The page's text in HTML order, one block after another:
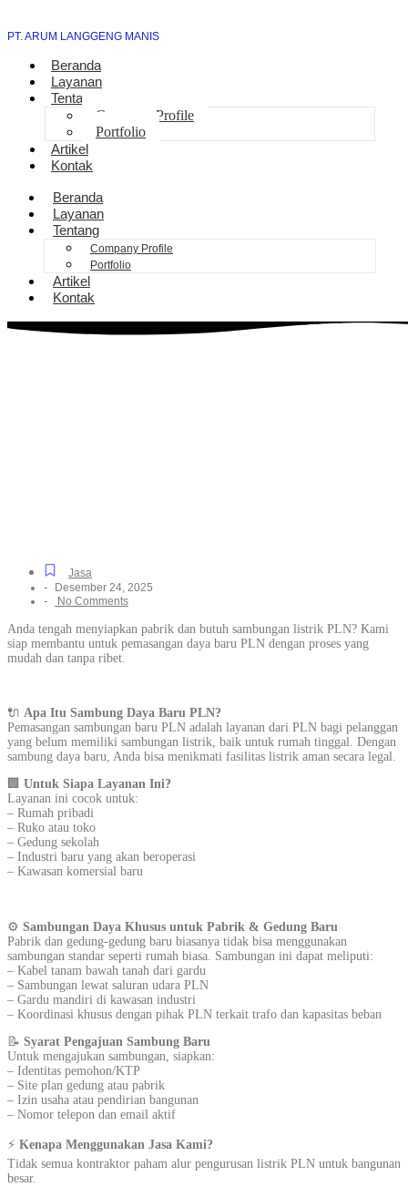
PT. ARUM LANGGENG MANIS
Beranda
Layanan
Tentang
Company Profile
Portfolio
Artikel
Kontak
Beranda
Layanan
Tentang
Company Profile
Portfolio
Artikel
Kontak
Jasa
- Desember 24, 2025
- No Comments
Anda tengah menyiapkan pabrik dan butuh sambungan listrik PLN? Kami
siap membantu untuk pemasangan daya baru PLN dengan proses yang
mudah dan tanpa ribet.
🔌 Apa Itu Sambung Daya Baru PLN?
Pemasangan sambungan baru PLN adalah layanan dari PLN bagi pelanggan
yang belum memiliki sambungan listrik, baik untuk rumah tinggal. Dengan
sambung daya baru, Anda bisa menikmati fasilitas listrik aman secara legal.
🏢 Untuk Siapa Layanan Ini?
Layanan ini cocok untuk:
– Rumah pribadi
– Ruko atau toko
– Gedung sekolah
– Industri baru yang akan beroperasi
– Kawasan komersial baru
⚙️ Sambungan Daya Khusus untuk Pabrik & Gedung Baru
Pabrik dan gedung-gedung baru biasanya tidak bisa menggunakan
sambungan standar seperti rumah biasa. Sambungan ini dapat meliputi:
– Kabel tanam bawah tanah dari gardu
– Sambungan lewat saluran udara PLN
– Gardu mandiri di kawasan industri
– Koordinasi khusus dengan pihak PLN terkait trafo dan kapasitas beban
📝 Syarat Pengajuan Sambung Baru
Untuk mengajukan sambungan, siapkan:
– Identitas pemohon/KTP
– Site plan gedung atau pabrik
– Izin usaha atau pendirian bangunan
– Nomor telepon dan email aktif
⚡ Kenapa Menggunakan Jasa Kami?
Tidak semua kontraktor paham alur pengurusan listrik PLN untuk bangunan
besar.